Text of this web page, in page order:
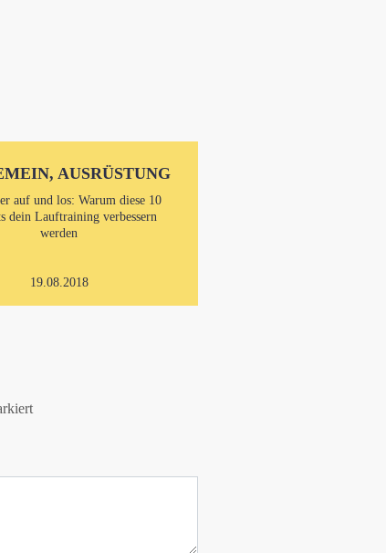
AUSRÜSTUNG
auf und los: Warum diese 10
dein Lauftraining verbessern
werden
19.08.2018